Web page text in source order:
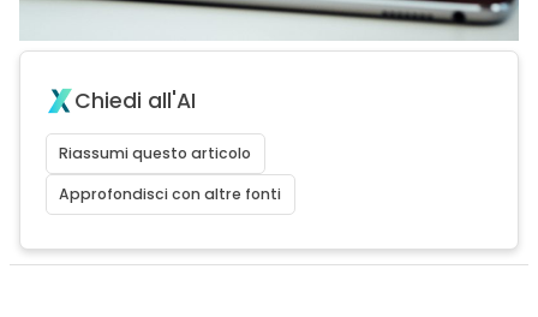
Chiedi all'AI
Riassumi questo articolo
Approfondisci con altre fonti